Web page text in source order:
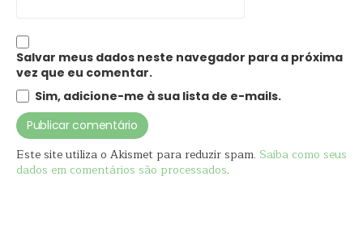
Salvar meus dados neste navegador para a próxima
vez que eu comentar.
Sim, adicione-me à sua lista de e-mails.
Este site utiliza o Akismet para reduzir spam. Saiba como seus
dados em comentários são processados.